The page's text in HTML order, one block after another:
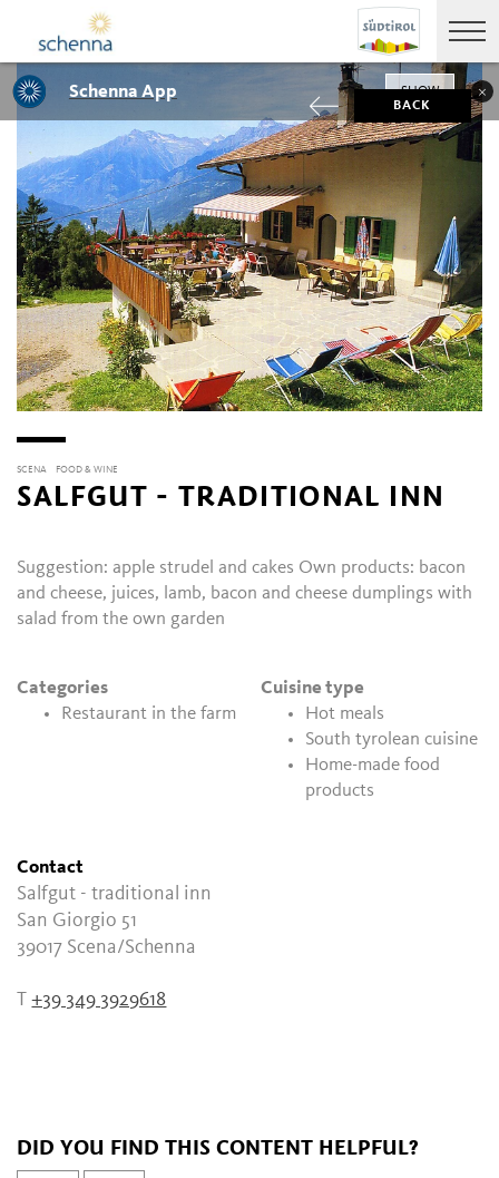
BACK
SCENA FOOD & WINE
SALFGUT - TRADITIONAL INN
Suggestion: apple strudel and cakes Own products: bacon
and cheese, juices, lamb, bacon and cheese dumplings with
salad from the own garden
Categories
Restaurant in the farm
Cuisine type
Hot meals
South tyrolean cuisine
Home-made food
products
Contact
Salfgut - traditional inn
San Giorgio 51
39017 Scena/Schenna
T+39 349 3929618
DID YOU FIND THIS CONTENT HELPFUL?
Schenna App SHOW